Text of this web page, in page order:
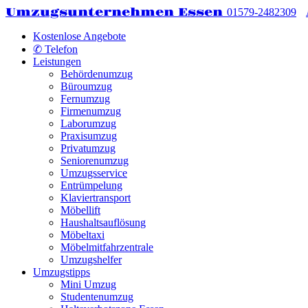
Umzugsunternehmen Essen 01579-2482309
Kostenlose Angebote
✆ Telefon
Leistungen
Behördenumzug
Büroumzug
Fernumzug
Firmenumzug
Laborumzug
Praxisumzug
Privatumzug
Seniorenumzug
Umzugsservice
Entrümpelung
Klaviertransport
Möbellift
Haushaltsauflösung
Möbeltaxi
Möbelmitfahrzentrale
Umzugshelfer
Umzugstipps
Mini Umzug
Studentenumzug